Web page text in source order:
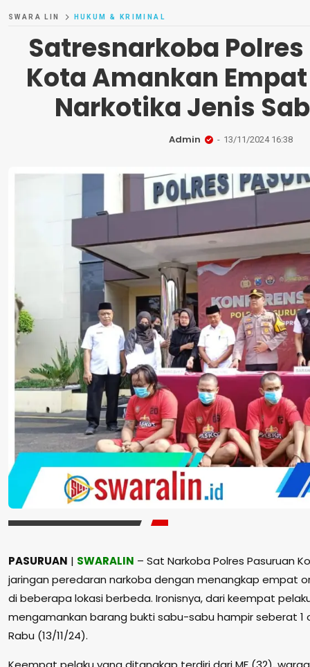
SWARA LIN HUKUM & KRIMINAL
Satresnarkoba
Kota Amankan
Narkotika Jenis
Admin 13/11/2024 16:38
PASURUAN | SWARALIN – Sat Narkoba Polres Pasuruan
jaringan peredaran narkoba dengan menangkap empat
di beberapa lokasi berbeda. Ironisnya, dari keempat
mengamankan barang bukti sabu-sabu hampir seberat 1
Rabu (13/11/24).